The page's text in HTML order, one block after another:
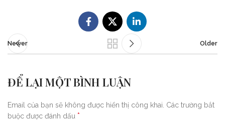
Newer Older
ĐỂ LẠI MỘT BÌNH LUẬN
Email của bạn sẽ không được hiển thị công khai. Các trường bắt
buộc được đánh dấu *